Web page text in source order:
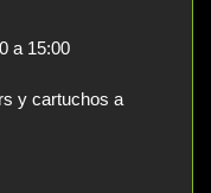
a 15:00
y cartuchos a